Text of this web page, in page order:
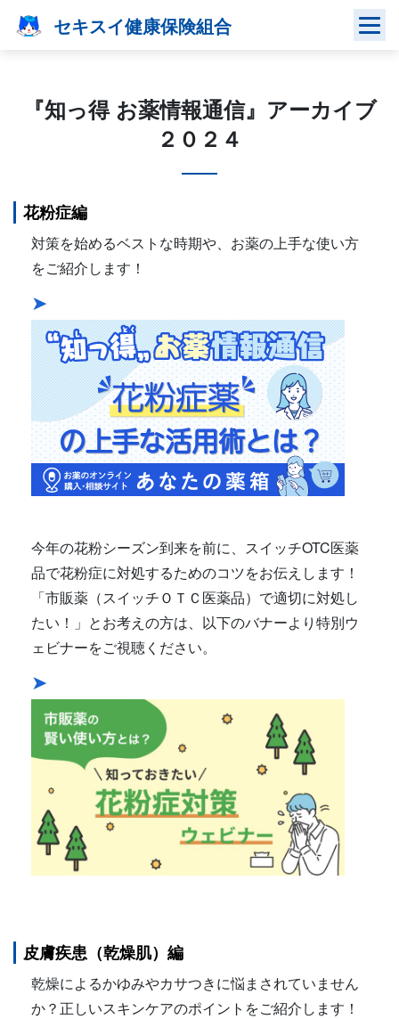
セキスイ健康保険組合
『知っ得 お薬情報通信』アーカイブ
２０２４
花粉症編
対策を始めるベストな時期や、お薬の上手な使い方
をご紹介します！
今年の花粉シーズン到来を前に、スイッチOTC医薬
品で花粉症に対処するためのコツをお伝えします！
「市販薬（スイッチＯＴＣ医薬品）で適切に対処し
たい！」とお考えの方は、以下のバナーより特別ウ
ェビナーをご視聴ください。
皮膚疾患（乾燥肌）編
乾燥によるかゆみやカサつきに悩まされていません
か？正しいスキンケアのポイントをご紹介します！